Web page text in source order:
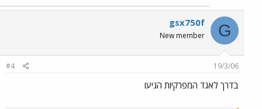
G
gsx750f
New member
19/3/06
#4
בדרך לאגד המפרקיות הגיעו